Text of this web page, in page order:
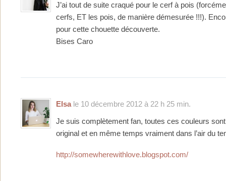
J’ai tout de suite craqué pour le cerf à pois
cerfs, ET les pois, de manière démesurée !!!).
pour cette chouette découverte.
Bises Caro
Elsale 10 décembre 2012 à 22 h 25 min.
Je suis complètement fan, toutes ces couleurs
original et en même temps vraiment dans l’air du
http://somewherewithlove.blogspot.com/